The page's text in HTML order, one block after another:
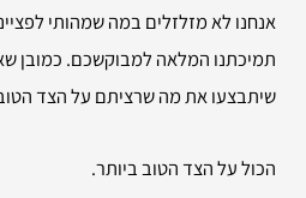
אנחנו לא מזלזלים במה שמהותי
תמיכתנו המלאה למבוקשכם. כמובן
שיתבצעו את מה שרציתם על הצד
הכול על הצד הטוב ביותר.